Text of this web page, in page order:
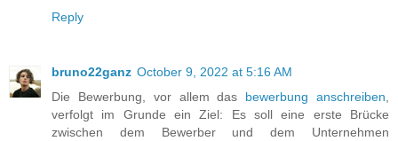
Reply
bruno22ganz October 9, 2022 at 5:16 AM
Die Bewerbung, vor allem das bewerbung anschreiben
verfolgt im Grunde ein Ziel: Es soll eine erste Brücke
zwischen dem Bewerber und dem Unternehmen